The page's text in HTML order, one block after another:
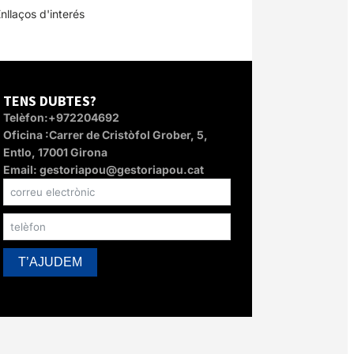
d'interés
TENS DUBTES?
Telèfon:+972204692
Oficina :Carrer de Cristòfol Grober, 5,
Entlo, 17001 Girona
Email: gestoriapou@gestoriapou.cat
T’AJUDEM